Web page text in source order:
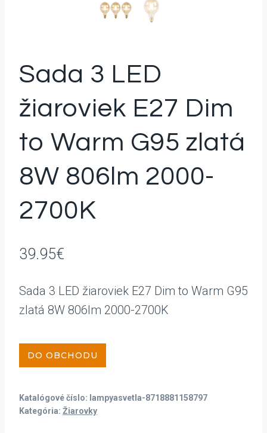
Sada 3 LED
žiaroviek E27 Dim
to Warm G95 zlatá
8W 806lm 2000-
2700K
39.95€
Sada 3 LED žiaroviek E27 Dim to Warm G95
zlatá 8W 806lm 2000-2700K
DO OBCHODU
Katalógové číslo: lampyasvetla-8718881158797
Kategória: Žiarovky